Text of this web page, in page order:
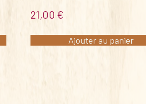
21,00 €
Ajouter au panier